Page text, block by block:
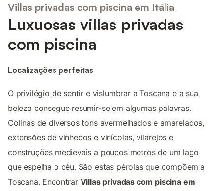
Villas privadas com piscina em Itália
Luxuosas villas privadas
com piscina
Localizações perfeitas
O privilégio de sentir e vislumbrar a Toscana e a sua
beleza consegue resumir-se em algumas palavras.
Colinas de diversos tons avermelhados e amarelados,
extensões de vinhedos e vinícolas, vilarejos e
construções medievais a poucos metros de um lago
que espelha o céu. São estas pérolas que compõem a
Toscana. Encontrar Villas privadas com piscina em